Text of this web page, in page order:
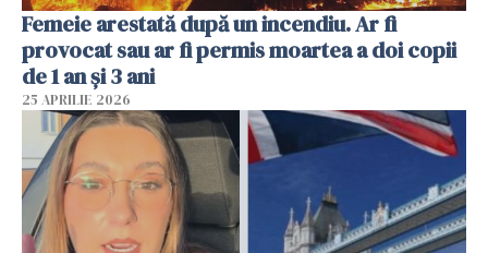
Femeie arestată după un incendiu. Ar fi
provocat sau ar fi permis moartea a doi copii
de 1 an și 3 ani
25 APRILIE 2026